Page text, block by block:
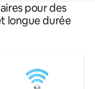
pour des
longue durée